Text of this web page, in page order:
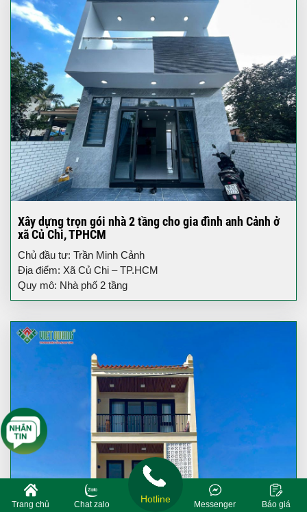
Xây dựng trọn gói nhà 2 tầng cho gia đình anh Cảnh ở
xã Củ Chi, TPHCM
Chủ đầu tư: Trần Minh Cảnh
Địa điểm: Xã Củ Chi – TP.HCM
Quy mô: Nhà phố 2 tầng
Trang chủ Chat zalo Báo giá
Messenger
Hotline